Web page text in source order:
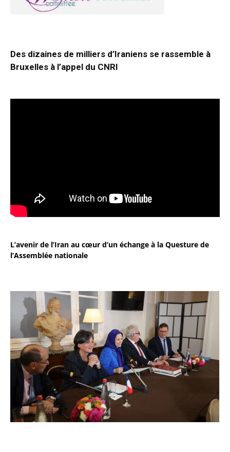
Des dizaines de milliers d’Iraniens se rassemble à
Bruxelles à l’appel du CNRI
L’avenir de l’Iran au cœur d’un échange à la Questure de
l’Assemblée nationale